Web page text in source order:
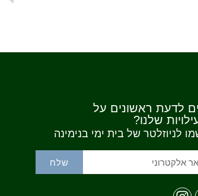
לדעת ראשונים על
שלנו?
לניוזלטר של בית ימי בנימינה
שלח